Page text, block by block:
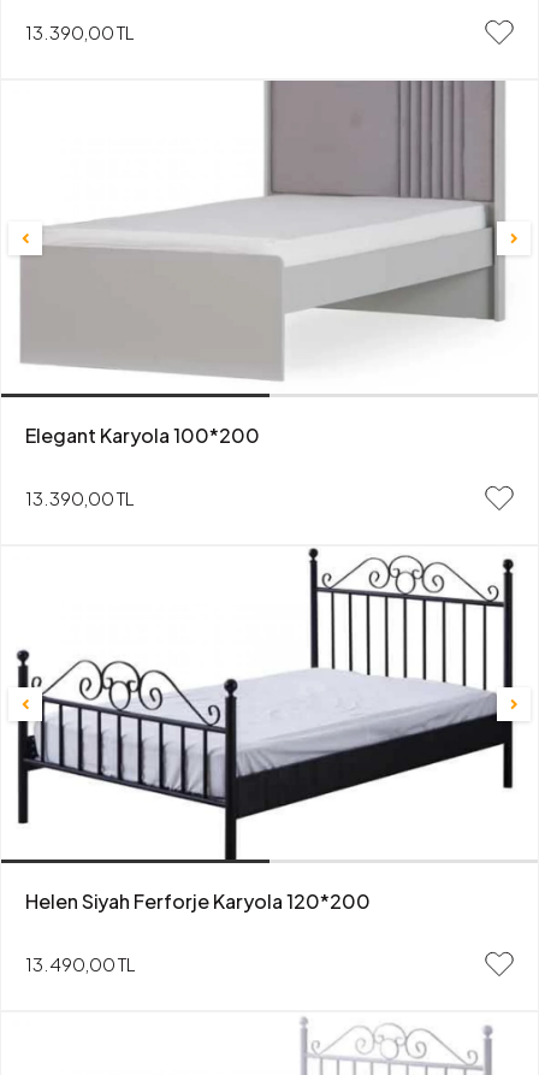
13.390,00 TL
Elegant Karyola 100*200
13.390,00 TL
Helen Siyah Ferforje Karyola 120*200
13.490,00 TL